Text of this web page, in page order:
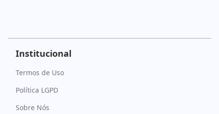
Institucional
Termos de Uso
Política LGPD
Sobre Nós